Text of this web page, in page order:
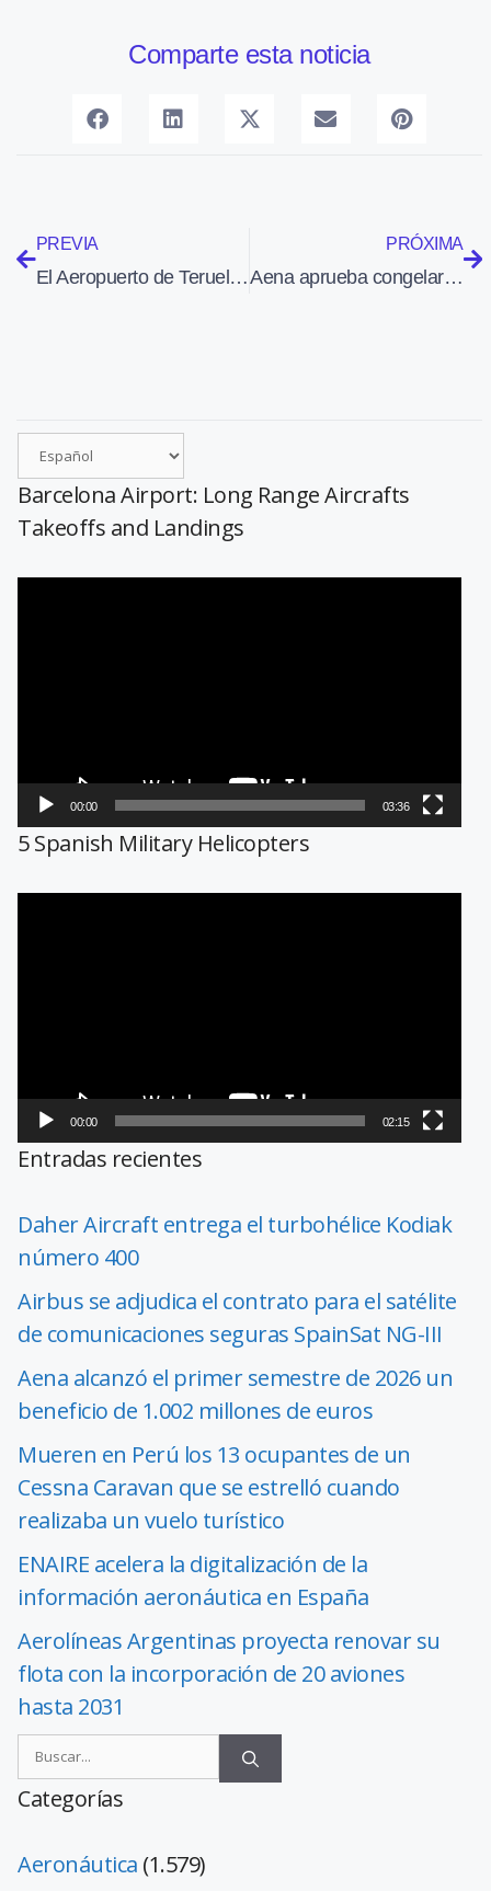
Comparte esta noticia
PREVIA
El Aeropuerto de Teruel licita la construcción de un hangar
PRÓXIMA
Aena aprueba congelar las tasas aeroportuarias de 2017 a 2021
Barcelona Airport: Long Range Aircrafts
Takeoffs and Landings
00:00 03:36
5 Spanish Military Helicopters
00:00 02:15
Entradas recientes
Daher Aircraft entrega el turbohélice Kodiak
número 400
Airbus se adjudica el contrato para el satélite
de comunicaciones seguras SpainSat NG-III
Aena alcanzó el primer semestre de 2026 un
beneficio de 1.002 millones de euros
Mueren en Perú los 13 ocupantes de un
Cessna Caravan que se estrelló cuando
realizaba un vuelo turístico
ENAIRE acelera la digitalización de la
información aeronáutica en España
Aerolíneas Argentinas proyecta renovar su
flota con la incorporación de 20 aviones
hasta 2031
Categorías
Aeronáutica (1.579)